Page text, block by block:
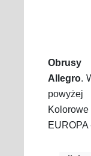
Obrusy
Allegro.
powyżej
Kolorowe
EUROPA